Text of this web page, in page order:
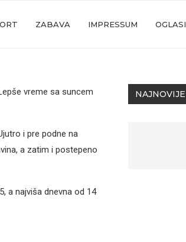
ZABAVA IMPRESSUM OGLASI
vreme sa suncem
i pre podne na
a zatim i postepeno
a najviša dnevna od 14
NAJNOVIJE